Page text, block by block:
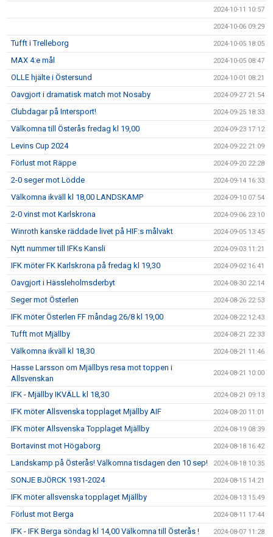
2024-10-11 10:57
2024-10-06 09:29
Tufft i Trelleborg 2024-10-05 18:05
MAX 4:e mål 2024-10-05 08:47
OLLE hjälte i Östersund 2024-10-01 08:21
Oavgjort i dramatisk match mot Nosaby 2024-09-27 21:54
Clubdagar på Intersport! 2024-09-25 18:33
Välkomna till Österås fredag kl 19,00 2024-09-23 17:12
Levins Cup 2024 2024-09-22 21:09
Förlust mot Räppe 2024-09-20 22:28
2-0 seger mot Lödde 2024-09-14 16:33
Välkomna ikväll kl 18,00 LANDSKAMP 2024-09-10 07:54
2-0 vinst mot Karlskrona 2024-09-06 23:10
Winroth kanske räddade livet på HIF:s målvakt 2024-09-05 13:45
Nytt nummer till IFKs Kansli 2024-09-03 11:21
IFK möter FK Karlskrona på fredag kl 19,30 2024-09-02 16:41
Oavgjort i Hässleholmsderbyt 2024-08-30 22:14
Seger mot Österlen 2024-08-26 22:53
IFK möter Österlen FF måndag 26/8 kl 19,00 2024-08-22 12:43
Tufft mot Mjällby 2024-08-21 22:33
Välkomna ikväll kl 18,30 2024-08-21 11:46
Hasse Larsson om Mjällbys resa mot toppen i
Allsvenskan
2024-08-21 10:00
IFK - Mjällby IKVÄLL kl 18,30 2024-08-21 09:13
IFK möter Allsvenska topplaget Mjällby AIF 2024-08-20 11:01
IFK möter Allsvenska Topplaget Mjällby 2024-08-19 08:39
Bortavinst mot Högaborg 2024-08-18 16:42
Landskamp på Österås! Välkomna tisdagen den 10 sep! 2024-08-18 10:35
SONJE BJÖRCK 1931-2024 2024-08-15 14:21
IFK möter allsvenska topplaget Mjällby 2024-08-13 15:49
Förlust mot Berga 2024-08-11 17:44
IFK - IFK Berga söndag kl 14,00 Välkomna till Österås ! 2024-08-07 11:28